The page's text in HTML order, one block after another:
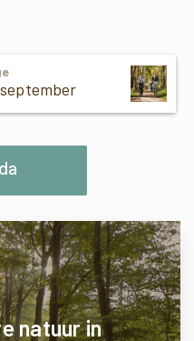
natuur in